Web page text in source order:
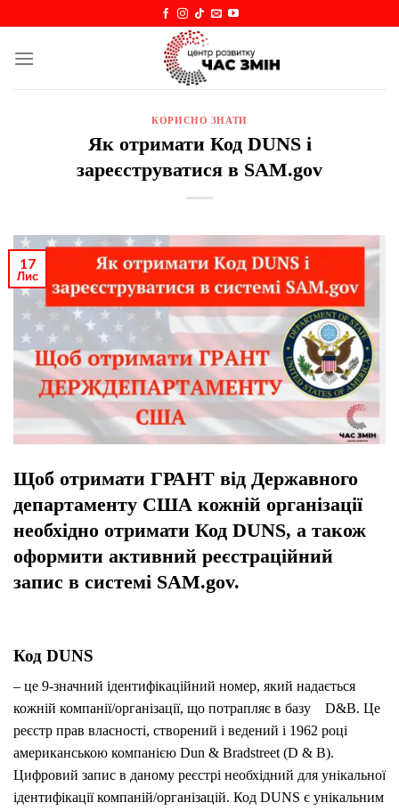
content
КОРИСНО ЗНАТИ
Як отримати Код DUNS і
зареєструватися в SAM.gov
17
Лис
Щоб отримати ГРАНТ від Державного
департаменту США кожній організації
необхідно отримати Код DUNS, а також
оформити активний реєстраційний
запис в системі SAM.gov.
Код DUNS
– це 9-значний ідентифікаційний номер, який надається
кожній компанії/організації, що потрапляє в базу D&B. Це
реєстр прав власності, створений і ведений і 1962 році
американською компанією Dun & Bradstreet (D & B).
Цифровий запис в даному реєстрі необхідний для унікальної
ідентифікації компаній/організацій. Код DUNS є унікальним